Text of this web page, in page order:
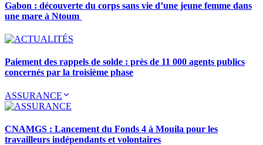
Gabon : découverte du corps sans vie d’une jeune femme dans
une mare à Ntoum
Paiement des rappels de solde : près de 11 000 agents publics
concernés par la troisième phase
ASSURANCE
CNAMGS : Lancement du Fonds 4 à Mouila pour les
travailleurs indépendants et volontaires